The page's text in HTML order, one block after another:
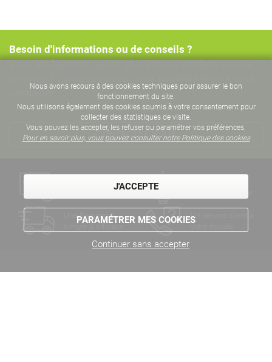
Besoin d'informations ou de conseils ?
Vous souhaitez en savoir plus sur nos produits ou nos
CONTACTEZ-NOUS
Une livraison
simple & efficace
Un service client à
votre écoute
Nous avons recours à des cookies techniques pour assurer le bon
fonctionnement du site.
Nous utilisons également des cookies soumis à votre consentement pour
collecter des statistiques de visite.
Vous pouvez les accepter, les refuser ou paramétrer vos préférences.
Pour en savoir plus, vous pouvez consulter notre Politique des cookies
J'ACCEPTE
PARAMÉTRER MES COOKIES
Continuer sans accepter